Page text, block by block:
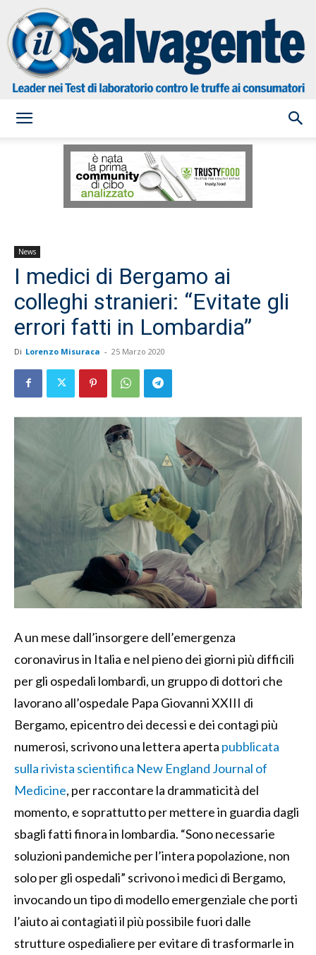
Salvagente
News
I medici di Bergamo ai
colleghi stranieri: “Evitate gli
errori fatti in Lombardia”
Di Lorenzo Misuraca - 25 Marzo 2020
A un mese dall’insorgere dell’emergenza
coronavirus in Italia e nel pieno dei giorni più difficili
per gli ospedali lombardi, un gruppo di dottori che
lavorano all’ospedale Papa Giovanni XXIII di
Bergamo, epicentro dei decessi e dei contagi più
numerosi, scrivono una lettera aperta pubblicata
sulla rivista scientifica New England Journal of
Medicine, per raccontare la drammaticità del
momento, e soprattutto per mettere in guardia dagli
sbagli fatti finora in lombardia. “Sono necessarie
soluzioni pandemiche per l’intera popolazione, non
solo per gli ospedali” scrivono i medici di Bergamo,
invocando un tipo di modello emergenziale che porti
l’aiuto ai contagiati il più possibile fuori dalle
strutture ospedialiere per evitare di trasformarle in